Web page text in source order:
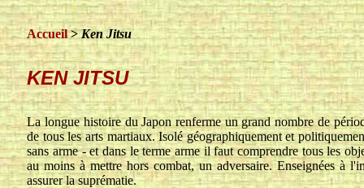
Accueil>Ken Jitsu
KEN JITSU
La longue histoire du Japon renferme un grand nombre de
de tous les arts martiaux. Isolé géographiquement et
sans arme - et dans le terme arme il faut comprendre tous les
au moins à mettre hors combat, un adversaire. Enseignées à
assurer la suprématie.